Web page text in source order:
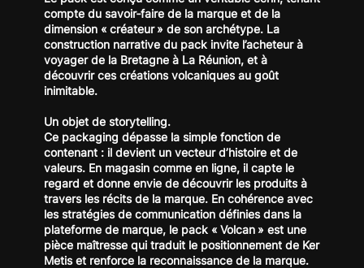
compte du savoir‑faire de la marque et de la
dimension « créateur » de son archétype. La
construction narrative du pack invite l’acheteur à
voyager de la Bretagne à La Réunion, et à
découvrir ces créations volcaniques au goût
inimitable.
Un objet de storytelling.
Ce packaging dépasse la simple fonction de
contenant : il devient un vecteur d’histoire et de
valeurs. En magasin comme en ligne, il capte le
regard et donne envie de découvrir les produits à
travers les récits de la marque. En cohérence avec
les stratégies de communication définies dans la
plateforme de marque, le pack « Volcan » est une
pièce maîtresse qui traduit le positionnement de Ker
Metis et renforce la reconnaissance de la marque.